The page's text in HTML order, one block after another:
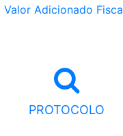
Valor Adicionado
PROTOCOLO